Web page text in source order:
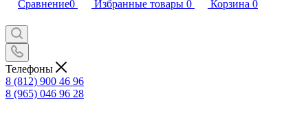
Сравнение0 Избранные товары 0 Корзина 0
Телефоны
8 (812) 900 46 96
8 (965) 046 96 28